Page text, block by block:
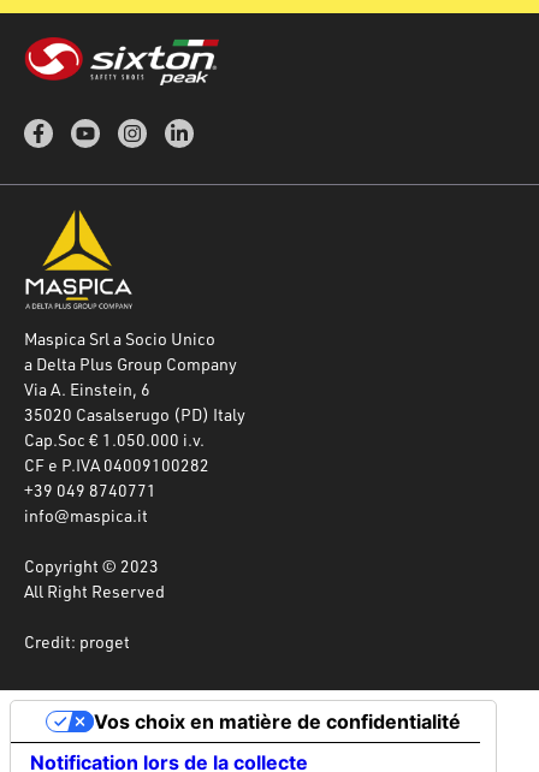
Maspica Srl a Socio Unico
a Delta Plus Group Company
Via A. Einstein, 6
35020 Casalserugo (PD) Italy
Cap.Soc € 1.050.000 i.v.
CF e P.IVA 04009100282
+39 049 8740771
info@maspica.it
Copyright © 2023
All Right Reserved
Credit: proget
Notification lors de la collecte
Vos choix en matière de confidentialité